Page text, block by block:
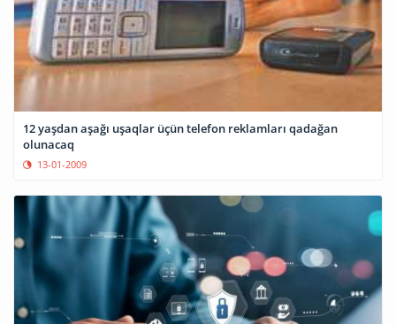
12 yaşdan aşağı uşaqlar üçün telefon reklamları qadağan
olunacaq
13-01-2009